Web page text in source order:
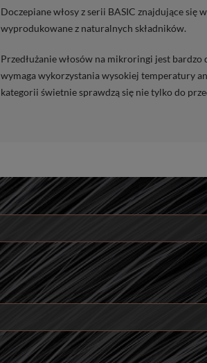
Doczepiane włosy z serii BASIC znajdujące
wyprodukowane z naturalnych składników.
Przedłużanie włosów na mikroringi jest
wymaga wykorzystania wysokiej temperatury
kategorii świetnie sprawdzą się nie tylko do